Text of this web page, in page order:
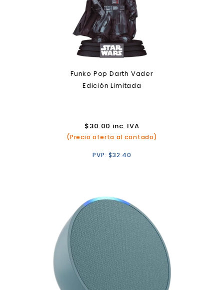
Funko Pop Darth Vader
Edición Limitada
$30.00 inc. IVA
(Precio oferta al contado)
PVP:$32.40